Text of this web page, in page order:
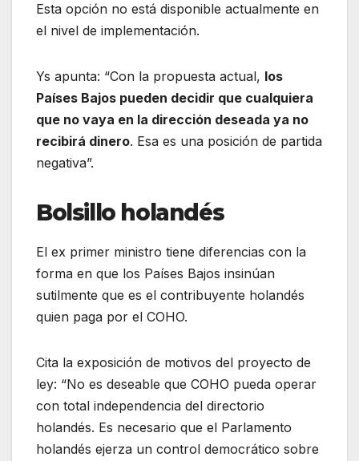
Esta opción no está disponible actualmente en
el nivel de implementación.
Ys apunta: “Con la propuesta actual, los
Países Bajos pueden decidir que cualquiera
que no vaya en la dirección deseada ya no
recibirá dinero. Esa es una posición de partida
negativa”.
Bolsillo holandés
El ex primer ministro tiene diferencias con la
forma en que los Países Bajos insinúan
sutilmente que es el contribuyente holandés
quien paga por el COHO.
Cita la exposición de motivos del proyecto de
ley: “No es deseable que COHO pueda operar
con total independencia del directorio
holandés. Es necesario que el Parlamento
holandés ejerza un control democrático sobre